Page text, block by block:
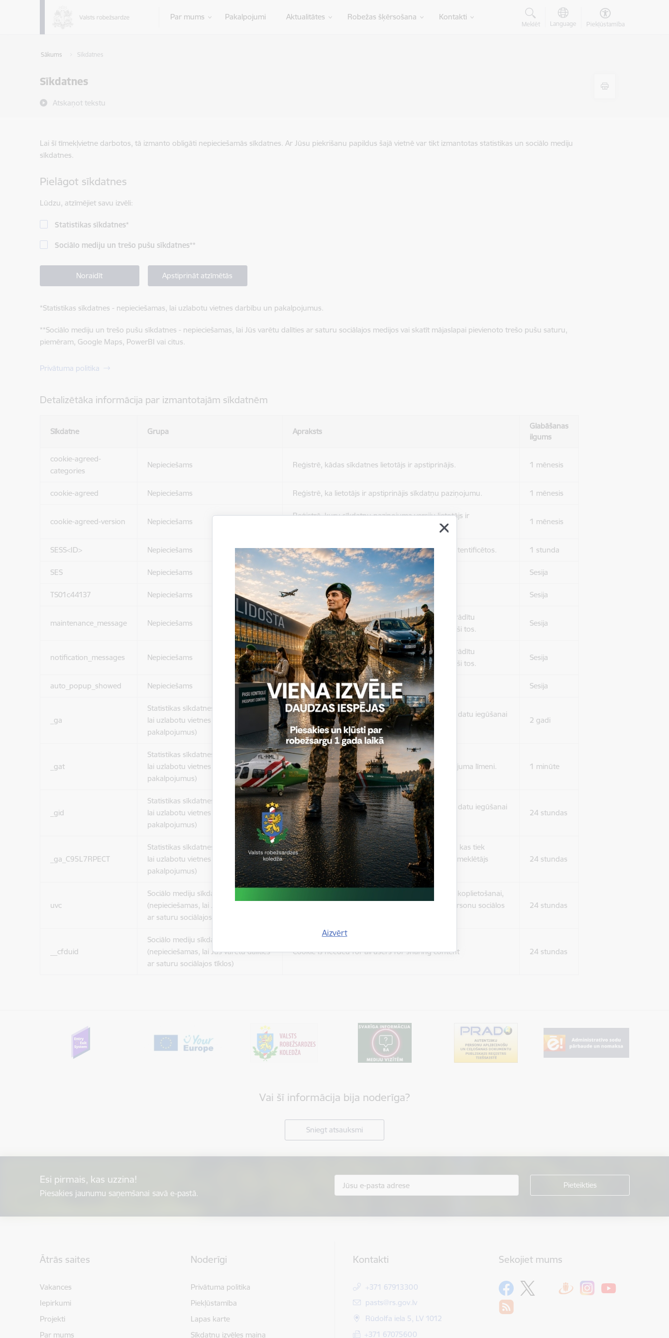
Par mums Pakalpojumi Aktualitātes Robežas šķērsošana Kontakti
Meklēt Language Piekļūstamība
Sākums Sīkdatnes
Sīkdatnes
Atskaņot tekstu
Aizvērt
Lai šī tīmekļvietne darbotos, tā izmanto obligāti nepieciešamās sīkdatnes. Ar Jūsu piekrišanu papildus šajā vietnē var tikt izmantotas statistikas un sociālo mediju
sīkdatnes.
Pielāgot sīkdatnes
Lūdzu, atzīmējiet savu izvēli:
Statistikas sīkdatnes*
Sociālo mediju un trešo pušu sīkdatnes**
Noraidīt Apstiprināt atzīmētās
*Statistikas sīkdatnes - nepieciešamas, lai uzlabotu vietnes darbību un pakalpojumus.
**Sociālo mediju un trešo pušu sīkdatnes - nepieciešamas, lai Jūs varētu dalīties ar saturu sociālajos medijos vai skatīt mājaslapai pievienoto trešo pušu saturu,
piemēram, Google Maps, PowerBI vai citus.
Privātuma politika
Detalizētāka informācija par izmantotajām sīkdatnēm
Sīkdatne Grupa Apraksts
Glabāšanas
ilgums
cookie-agreed-
categories
Nepieciešams Reģistrē, kādas sīkdatnes lietotājs ir apstiprinājis. 1 mēnesis
cookie-agreed Nepieciešams Reģistrē, ka lietotājs ir apstiprinājis sīkdatņu paziņojumu. 1 mēnesis
cookie-agreed-version Nepieciešams
Reģistrē, kuru sīkdatņu paziņojuma versiju lietotājs ir
1 mēnesis
SESS<ID> Nepieciešams Nepieciešams tikai satura administratoriem, lai autentificētos. 1 stunda
SES Nepieciešams Sesijas uzturēšana no slodzes dalīšanas viedokļa. Sesija
TS01c44137 Nepieciešams Drošības politikas sesija. Sesija
maintenance_message Nepieciešams
Sīkdatne ir nepieciešama, lai visiem lietotājiem nerādītu
ziņojumus pēc tam, kad viņi ir izlasījuši un aizvēruši tos.
Sesija
notification_messages Nepieciešams
Sīkdatne ir nepieciešama, lai visiem lietotājiem nerādītu
ziņojumus pēc tam, kad viņi ir izlasījuši un aizvēruši tos.
Sesija
auto_popup_showed Nepieciešams Reģistrē, ka tiek parādīts modālais logs. Sesija
_ga
Statistikas sīkdatnes (nepieciešamas,
lai uzlabotu vietnes darbību un
pakalpojumus)
Reģistrē unikālu ID, kas tiek izmantots statistisko datu iegūšanai
par to, kā apmeklētājs izmanto vietni.
2 gadi
_gat
Statistikas sīkdatnes (nepieciešamas,
lai uzlabotu vietnes darbību un
pakalpojumus)
Izmanto Google Analytics, lai samazinātu pieprasījuma līmeni. 1 minūte
_gid
Statistikas sīkdatnes (nepieciešamas,
lai uzlabotu vietnes darbību un
pakalpojumus)
Reģistrē unikālu ID, kas tiek izmantots statistisko datu iegūšanai
par to, kā apmeklētājs izmanto vietni.
24 stundas
_ga_C95L7RPECT
Statistikas sīkdatnes (nepieciešamas,
lai uzlabotu vietnes darbību un
pakalpojumus)
Reģistrē unikālu ID priekš jaunākās GA 4 versijas, kas tiek
izmantots statistisko datu iegūšanai par to, kā apmeklētājs
izmanto vietni.
24 stundas
uvc
Sociālo mediju sīkdatnes
(nepieciešamas, lai Jūs varētu dalīties
ar saturu sociālajos tīklos)
Šīs sīkdatnes ir paredzētas tādu vietņu un satura koplietošanai,
kas jūs interesē mūsu vietnē, izmantojot trešo personu sociālos
24 stundas
__cfduid
Sociālo mediju sīkdatnes
(nepieciešamas, lai Jūs varētu dalīties
ar saturu sociālajos tīklos)
Cookie is needed for all users for sharing content 24 stundas
Vai šī informācija bija noderīga?
Sniegt atsauksmi
Esi pirmais, kas uzzina!
Piesakies jaunumu saņemšanai savā e-pastā.
Ātrās saites
Vakances
Iepirkumi
Projekti
Par mums
Noderīgi
Privātuma politika
Piekļūstamība
Lapas karte
Sīkdatņu izvēles maiņa
Kontakti
+371 67913300
E-pasts:
pasts@rs.gov.lv
Rūdolfa iela 5, LV 1012
+371 67075600
Sekojiet mums